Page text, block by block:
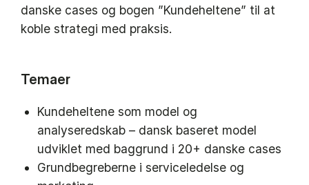
danske cases og bogen ”Kundeheltene” til at
koble strategi med praksis.
Temaer
Kundeheltene som model og
analyseredskab – dansk baseret model
udviklet med baggrund i 20+ danske cases
Grundbegreberne i serviceledelse og